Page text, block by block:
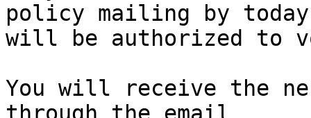
policy mailing by
will be authorized to
You will receive the